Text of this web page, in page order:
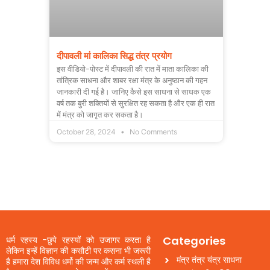
दीपावली मां कालिका सिद्ध तंत्र प्रयोग
इस वीडियो-पोस्ट में दीपावली की रात में माता कालिका की
तांत्रिक साधना और शाबर रक्षा मंत्र के अनुष्ठान की गहन
जानकारी दी गई है। जानिए कैसे इस साधना से साधक एक
वर्ष तक बुरी शक्तियों से सुरक्षित रह सकता है और एक ही रात
में मंत्र को जागृत कर सकता है।
October 28, 2024 No Comments
धर्म रहस्य -छुपे रहस्यों को उजागर करता है
लेकिन इन्हें विज्ञान की कसौटी पर कसना भी जरूरी
है हमारा देश विविध धर्मो की जन्म और कर्म स्थली है
Categories
मंत्र तंत्र यंत्र साधना